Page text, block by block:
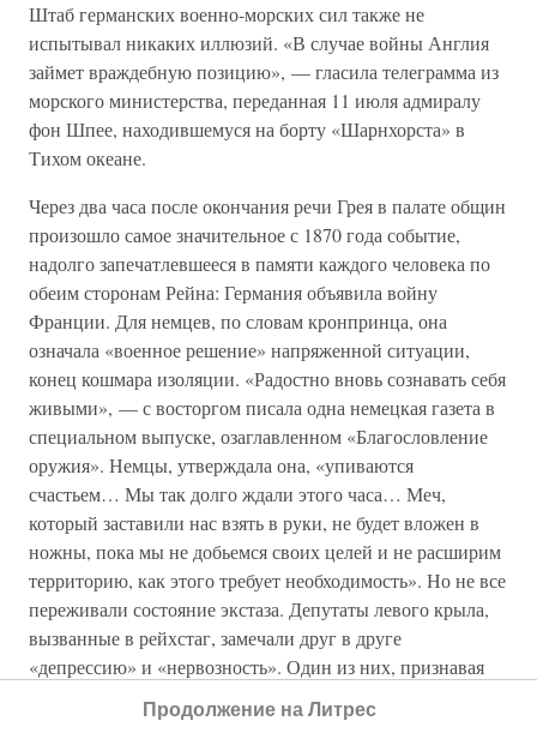
Штаб германских военно-морских сил также не
испытывал никаких иллюзий. «В случае войны Англия
займет враждебную позицию», — гласила телеграмма из
морского министерства, переданная 11 июля адмиралу
фон Шпее, находившемуся на борту «Шарнхорста» в
Тихом океане.
Через два часа после окончания речи Грея в палате общин
произошло самое значительное с 1870 года событие,
надолго запечатлевшееся в памяти каждого человека по
обеим сторонам Рейна: Германия объявила войну
Франции. Для немцев, по словам кронпринца, она
означала «военное решение» напряженной ситуации,
конец кошмара изоляции. «Радостно вновь сознавать себя
живыми», — с восторгом писала одна немецкая газета в
специальном выпуске, озаглавленном «Благословление
оружия». Немцы, утверждала она, «упиваются
счастьем… Мы так долго ждали этого часа… Меч,
который заставили нас взять в руки, не будет вложен в
ножны, пока мы не добьемся своих целей и не расширим
территорию, как этого требует необходимость». Но не все
переживали состояние экстаза. Депутаты левого крыла,
вызванные в рейхстаг, замечали друг в друге
«депрессию» и «нервозность». Один из них, признавая
пробормотал: «Мы не можем позволить им уничтожить
Продолжение на Литрес